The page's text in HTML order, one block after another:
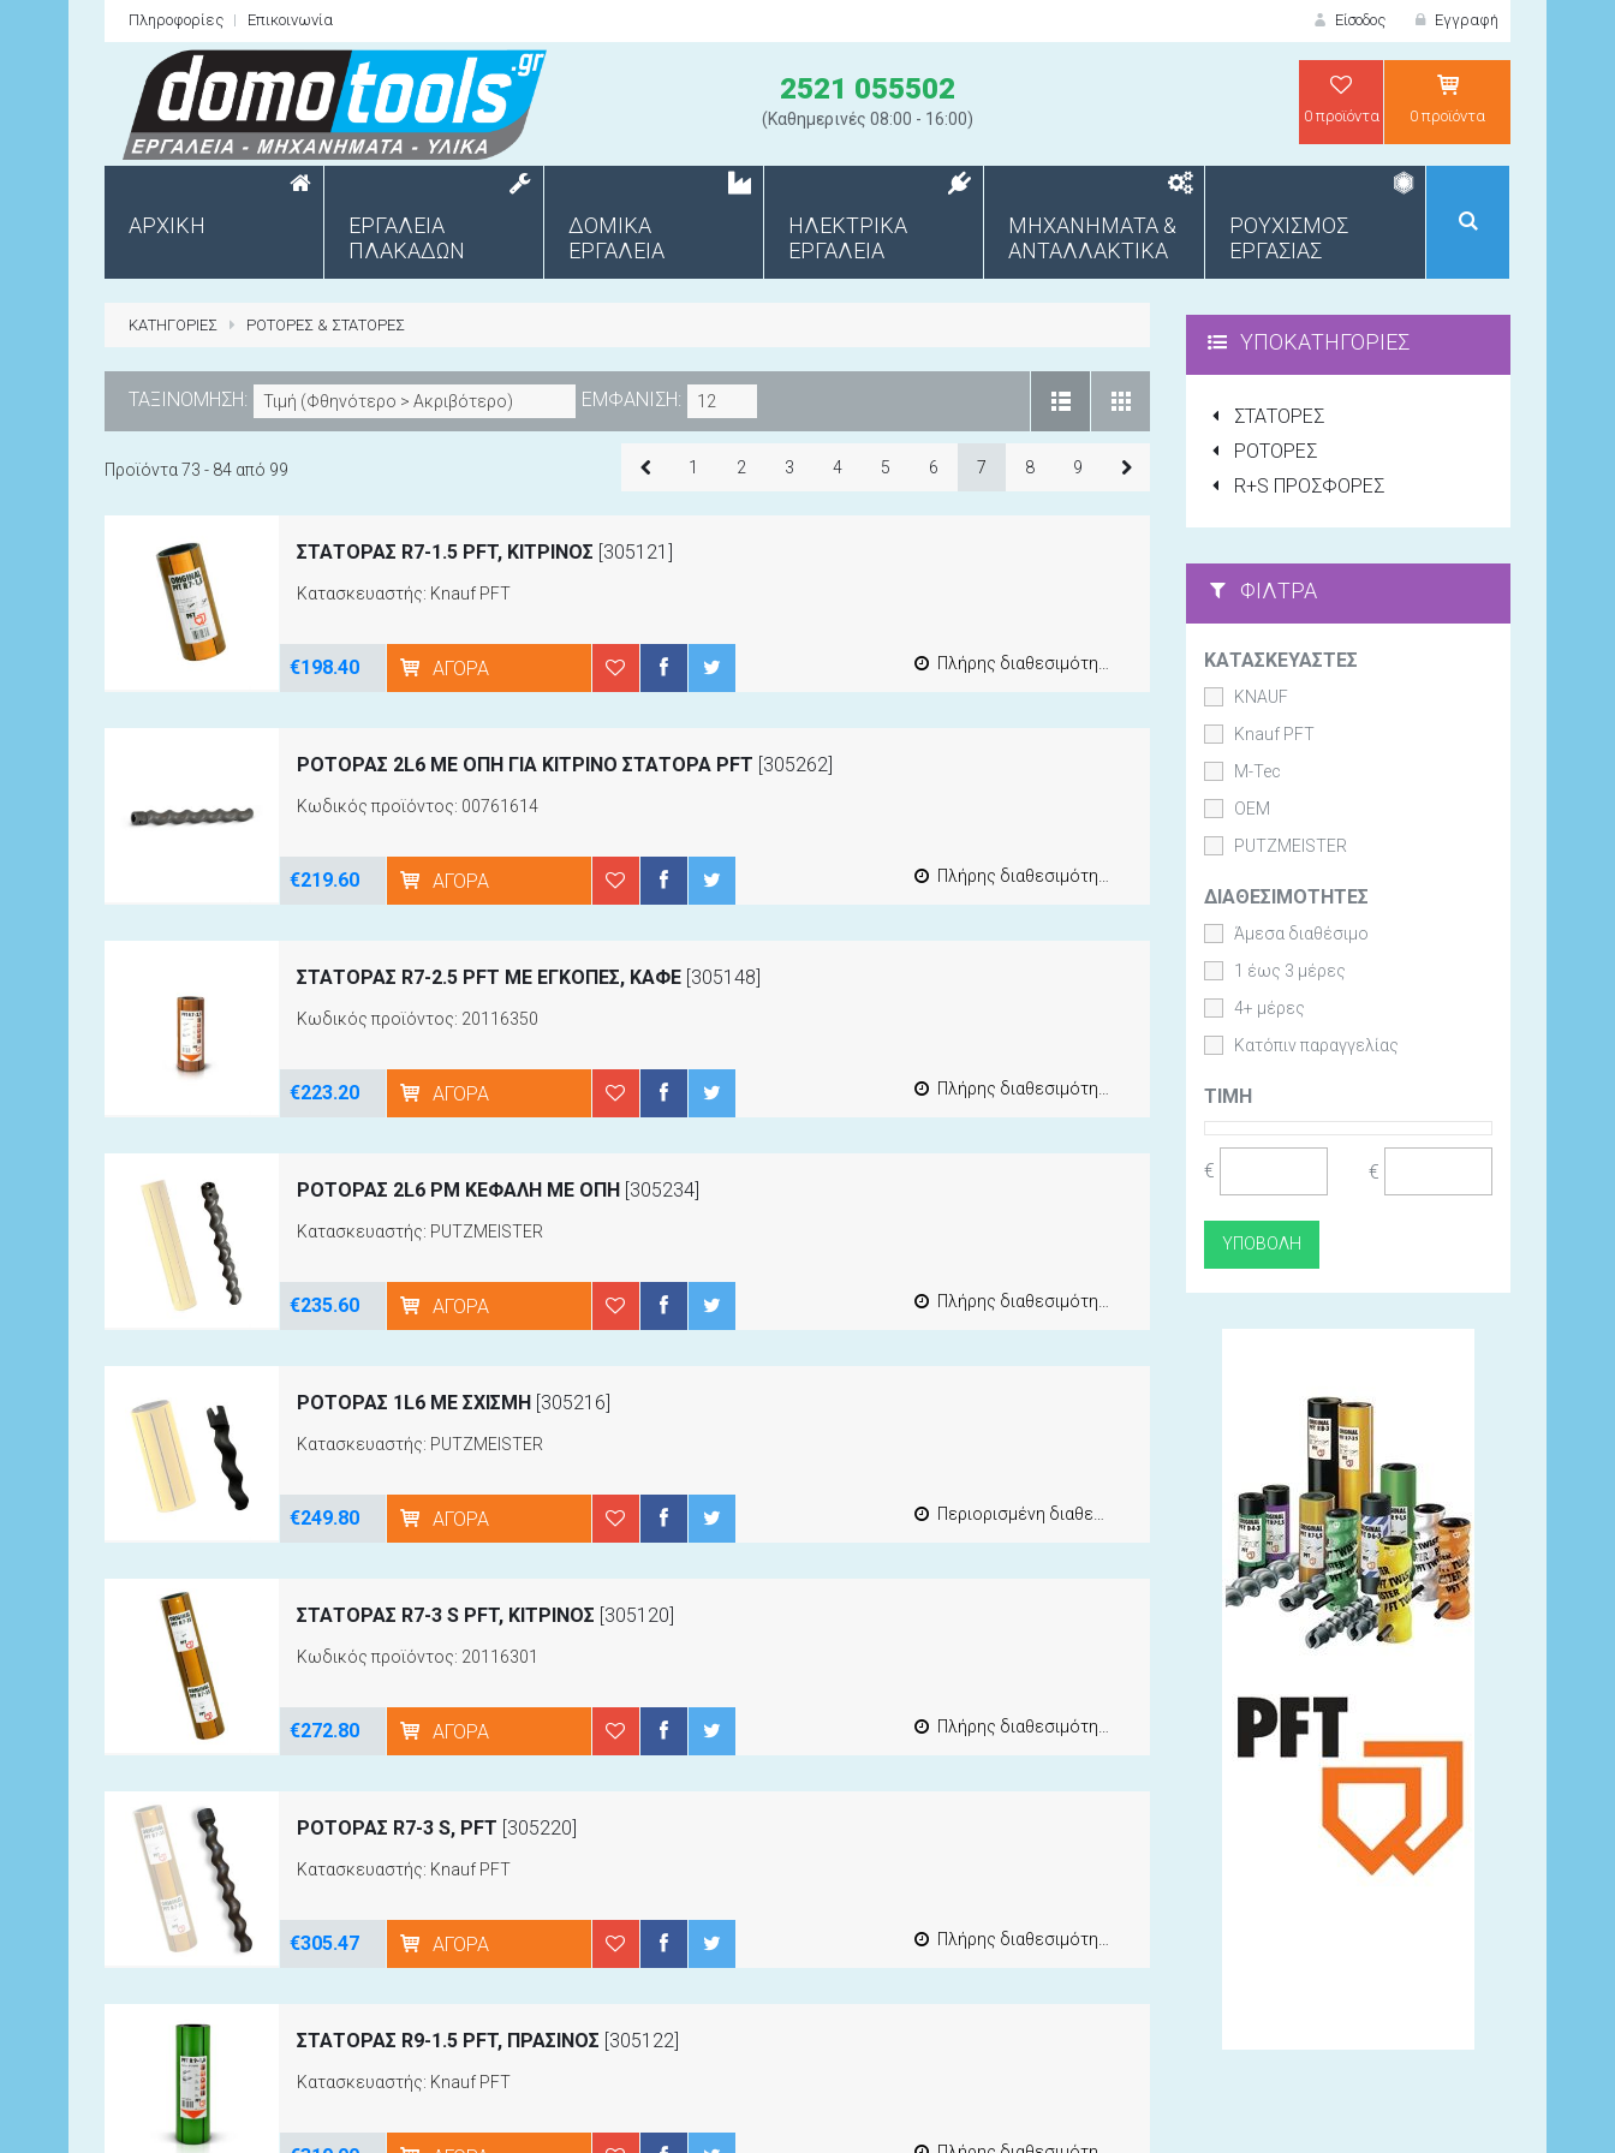
Πληροφορίες Επικοινωνία Είσοδος
ΕΙΣΟΔΟΣ
Εγγραφή
2521 055502
(Καθημερινές 08:00 - 16:00) 0 προϊόντα 0 προϊόντα
ΑΡΧΙΚΗ
ΕΡΓΑΛΕΙΑ
ΠΛΑΚΑΔΩΝ
ΔΟΜΙΚΑ
ΕΡΓΑΛΕΙΑ
ΗΛΕΚΤΡΙΚΑ
ΕΡΓΑΛΕΙΑ
ΜΗΧΑΝΗΜΑΤΑ &
ANΤΑΛΛΑΚΤΙΚΑ
ΡΟΥΧΙΣΜΟΣ
ΕΡΓΑΣΙΑΣ
ΚΑΤΗΓΟΡΙΕΣ ΡΟΤΟΡΕΣ & ΣΤΑΤΟΡΕΣ
ΤΑΞΙΝΟΜΗΣΗ: Τιμή (Φθηνότερο > Ακριβότερο) ΕΜΦΑΝΙΣΗ: 12
Προϊόντα 73 - 84 από 99 1 2 3 4 5 6 7 8 9
ΣΤΑΤΟΡΑΣ R7-1.5 PFT, ΚΙΤΡΙΝΟΣ [305121]
Κατασκευαστής: Knauf PFT
€198.40 ΑΓΟΡΆ Πλήρης διαθεσιμότητα
ΡΟΤΟΡΑΣ 2L6 ΜΕ ΟΠΗ ΓΙΑ ΚΙΤΡΙΝΟ ΣΤΑΤΟΡΑ PFT [305262]
Κωδικός προϊόντος: 00761614
€219.60 ΑΓΟΡΆ Πλήρης διαθεσιμότητα
ΣΤΑΤΟΡΑΣ R7-2.5 PFT ΜΕ ΕΓΚΟΠΕΣ, ΚΑΦΕ[305148]
Κωδικός προϊόντος: 20116350
€223.20 ΑΓΟΡΆ Πλήρης διαθεσιμότητα
ΡΟΤΟΡΑΣ 2L6 PM ΚΕΦΑΛΗ ΜΕ ΟΠΗ[305234]
Κατασκευαστής: PUTZMEISTER
€235.60 ΑΓΟΡΆ Πλήρης διαθεσιμότητα
ΡΟΤΟΡΑΣ 1L6 ΜΕ ΣΧΙΣΜΗ[305216]
Κατασκευαστής: PUTZMEISTER
€249.80 ΑΓΟΡΆ Περιορισμένη διαθεσιμότητα
ΣΤΑΤΟΡΑΣ R7-3 S PFT, ΚΙΤΡΙΝΟΣ [305120]
Κωδικός προϊόντος: 20116301
€272.80 ΑΓΟΡΆ Πλήρης διαθεσιμότητα
ΡΟΤΟΡΑΣ R7-3 S, PFT [305220]
Κατασκευαστής: Knauf PFT
€305.47 ΑΓΟΡΆ Πλήρης διαθεσιμότητα
ΣΤΑΤΟΡΑΣ R9-1.5 PFT, ΠΡΑΣΙΝΟΣ [305122]
Κατασκευαστής: Knauf PFT
ΥΠΟΚΑΤΗΓΟΡΊΕΣ
ΣΤΑΤΟΡΕΣ
ΡΟΤΟΡΕΣ
R+S ΠΡΟΣΦΟΡΕΣ
ΦΊΛΤΡΑ
ΚΑΤΑΣΚΕΥΑΣΤΈΣ
KNAUF
Knauf PFT
M-Tec
OEM
PUTZMEISTER
ΔΙΑΘΕΣΙΜΌΤΗΤΕΣ
Άμεσα διαθέσιμο
1 έως 3 μέρες
4+ μέρες
Κατόπιν παραγγελίας
ΤΙΜΉ
€ €